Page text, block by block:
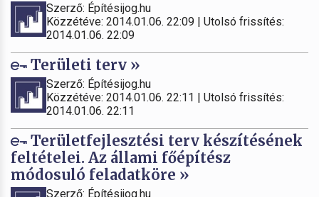
Szerző: Építésijog.hu
Közzétéve: 2014.01.06. 22:09 | Utolsó frissítés:
2014.01.06. 22:09
Területi terv »
Szerző: Építésijog.hu
Közzétéve: 2014.01.06. 22:11 | Utolsó frissítés:
2014.01.06. 22:11
Területfejlesztési terv készítésének
feltételei. Az állami főépítész
módosuló feladatköre »
Szerző: Építésijog.hu